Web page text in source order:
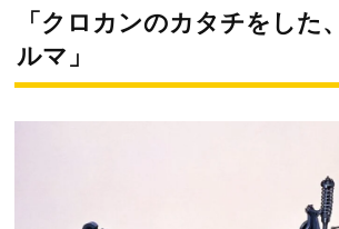
「クロカンのカタチをした
ルマ」